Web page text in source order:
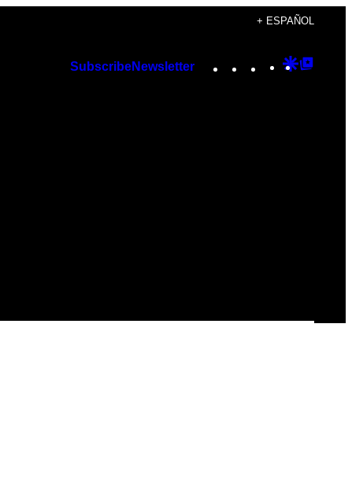
+ ESPAÑOL
SubscribeNewsletter Instagram
TikTok
YouTube
Google